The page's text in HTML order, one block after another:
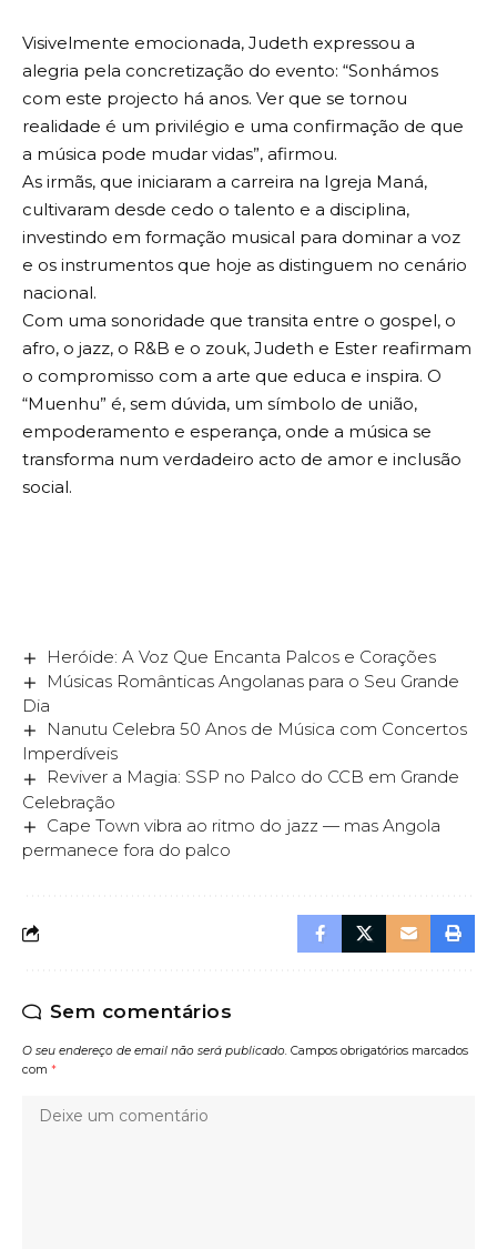
Visivelmente emocionada, Judeth expressou a
alegria pela concretização do evento: “Sonhámos
com este projecto há anos. Ver que se tornou
realidade é um privilégio e uma confirmação de que
a música pode mudar vidas”, afirmou.
As irmãs, que iniciaram a carreira na Igreja Maná,
cultivaram desde cedo o talento e a disciplina,
investindo em formação musical para dominar a voz
e os instrumentos que hoje as distinguem no cenário
nacional.
Com uma sonoridade que transita entre o gospel, o
afro, o jazz, o R&B e o zouk, Judeth e Ester reafirmam
o compromisso com a arte que educa e inspira. O
“Muenhu” é, sem dúvida, um símbolo de união,
empoderamento e esperança, onde a música se
transforma num verdadeiro acto de amor e inclusão
social.
Heróide: A Voz Que Encanta Palcos e Corações
Músicas Românticas Angolanas para o Seu Grande
Dia
Nanutu Celebra 50 Anos de Música com Concertos
Imperdíveis
Reviver a Magia: SSP no Palco do CCB em Grande
Celebração
Cape Town vibra ao ritmo do jazz — mas Angola
permanece fora do palco
Sem comentários
O seu endereço de email não será publicado. Campos obrigatórios marcados
com *